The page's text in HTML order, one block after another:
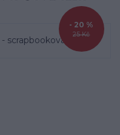
25 Kč
- 20 %